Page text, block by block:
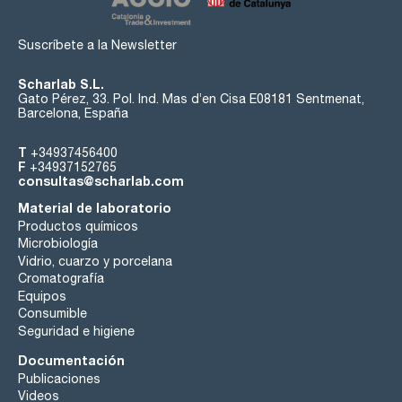
Suscríbete a la Newsletter
Scharlab S.L.
Gato Pérez, 33. Pol. Ind. Mas d’en Cisa E08181 Sentmenat,
Barcelona, España
T +34937456400
F +34937152765
consultas@scharlab.com
Material de laboratorio
Productos químicos
Microbiología
Vidrio, cuarzo y porcelana
Cromatografía
Equipos
Consumible
Seguridad e higiene
Documentación
Publicaciones
Videos